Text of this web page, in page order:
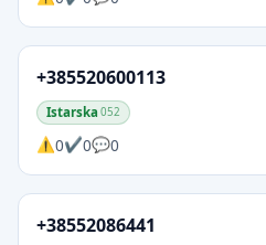
+385520600113
Istarska 052
0 0 0
+38552086441